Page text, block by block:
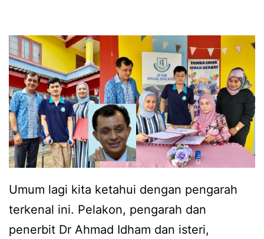
Umum lagi kita ketahui dengan pengarah
terkenal ini. Pelakon, pengarah dan
penerbit Dr Ahmad Idham dan isteri,